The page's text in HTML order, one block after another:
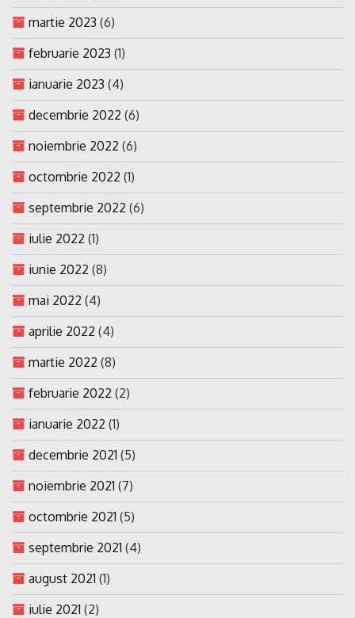
martie 2023 (6)
februarie 2023 (1)
ianuarie 2023 (4)
decembrie 2022 (6)
noiembrie 2022 (6)
octombrie 2022 (1)
septembrie 2022 (6)
iulie 2022 (1)
iunie 2022 (8)
mai 2022 (4)
aprilie 2022 (4)
martie 2022 (8)
februarie 2022 (2)
ianuarie 2022 (1)
decembrie 2021 (5)
noiembrie 2021 (7)
octombrie 2021 (5)
septembrie 2021 (4)
august 2021 (1)
iulie 2021 (2)